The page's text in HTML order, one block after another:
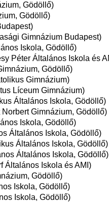
Gödöllő)
Gödöllő)
Gimnázium Budapest)
Iskola, Gödöllő)
Péter Általános Iskola és
Gödöllő)
Gimnázium)
Líceum Gimnázium)
Általános Iskola, Gödöllő)
Gimnázium, Gödöllő)
Iskola, Gödöllő)
Általános Iskola, Gödöllő)
Általános Iskola, Gödöllő)
Általános Iskola, Gödöllő)
Általános Iskola és AMI)
Gödöllő)
Iskola, Gödöllő)
Iskola, Gödöllő)